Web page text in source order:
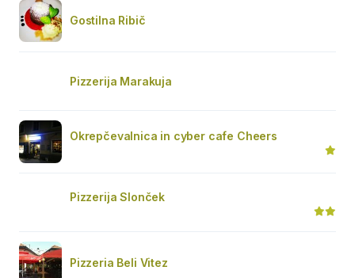
Gostilna Ribič
Pizzerija Marakuja
Okrepčevalnica in cyber cafe Cheers
Pizzerija Slonček
Pizzeria Beli Vitez